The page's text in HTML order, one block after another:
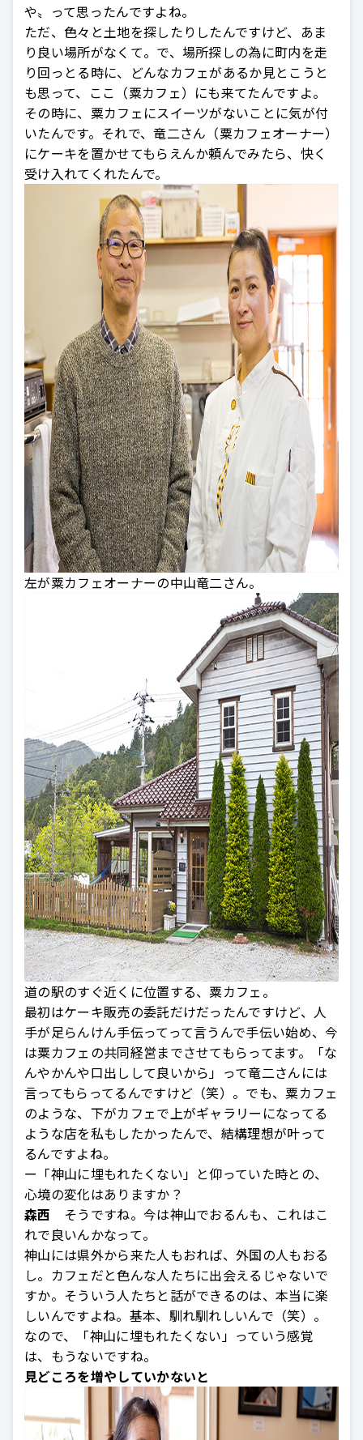
や〟って思ったんですよね。
ただ、色々と土地を探したりしたんですけど、あま
り良い場所がなくて。で、場所探しの為に町内を走
り回っとる時に、どんなカフェがあるか見とこうと
も思って、ここ（粟カフェ）にも来てたんですよ。
その時に、粟カフェにスイーツがないことに気が付
いたんです。それで、竜二さん（粟カフェオーナー）
にケーキを置かせてもらえんか頼んでみたら、快く
受け入れてくれたんで。
左が粟カフェオーナーの中山竜二さん。
道の駅のすぐ近くに位置する、粟カフェ。
最初はケーキ販売の委託だけだったんですけど、人
手が足らんけん手伝ってって言うんで手伝い始め、今
は粟カフェの共同経営までさせてもらってます。「な
んやかんや口出しして良いから」って竜二さんには
言ってもらってるんですけど（笑）。でも、粟カフェ
のような、下がカフェで上がギャラリーになってる
ような店を私もしたかったんで、結構理想が叶って
るんですよね。
ー「神山に埋もれたくない」と仰っていた時との、
心境の変化はありますか？
森西 そうですね。今は神山でおるんも、これはこ
れで良いんかなって。
神山には県外から来た人もおれば、外国の人もおる
し。カフェだと色んな人たちに出会えるじゃないで
すか。そういう人たちと話ができるのは、本当に楽
しいんですよね。基本、馴れ馴れしいんで（笑）。
なので、「神山に埋もれたくない」っていう感覚
は、もうないですね。
見どころを増やしていかないと